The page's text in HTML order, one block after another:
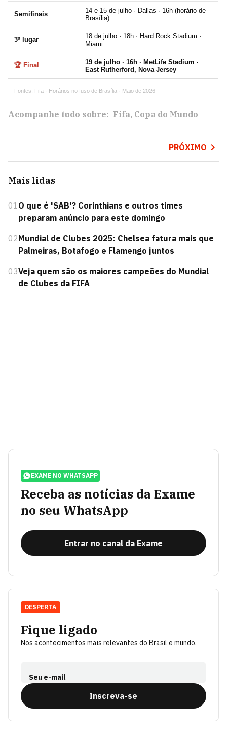
Semifinais
14 e 15 de julho · Dallas · 16h (horário de
Brasília)
3º lugar
18 de julho · 18h · Hard Rock Stadium ·
Miami
🏆 Final
19 de julho · 16h · MetLife Stadium ·
East Rutherford, Nova Jersey
Fontes: Fifa · Horários no fuso de Brasília · Maio de 2026
Acompanhe tudo sobre: Fifa Copa do Mundo
PRÓXIMO
Mais lidas
01O que é 'SAB'? Corinthians e outros times
preparam anúncio para este domingo
02Mundial de Clubes 2025: Chelsea fatura mais que
Palmeiras, Botafogo e Flamengo juntos
03Veja quem são os maiores campeões do Mundial
de Clubes da FIFA
EXAME NO WHATSAPP
Receba as notícias da Exame
no seu WhatsApp
Entrar no canal da Exame
Fique ligado
Nos acontecimentos mais relevantes do Brasil e mundo.
Seu e-mail
Inscreva-se
DESPERTA